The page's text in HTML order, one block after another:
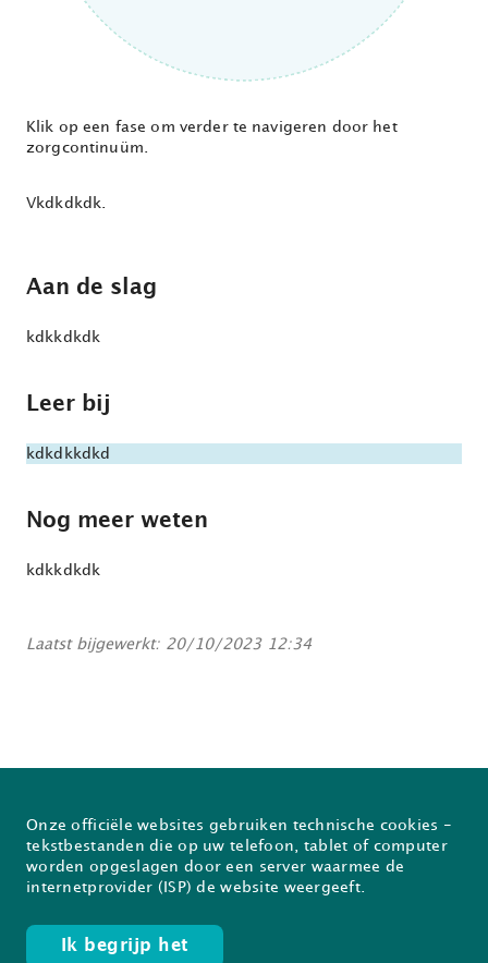
Klik op een fase om verder te navigeren door het
zorgcontinuüm.
Vkdkdkdk.
Aan de slag
kdkkdkdk
Leer bij
kdkdkkdkd
Nog meer weten
kdkkdkdk
Laatst bijgewerkt: 20/10/2023 12:34
Over Prodia
Nieuwsflash
FAQ
Inschrijven voor de Prodiabrief
Onze officiële websites gebruiken technische cookies -
tekstbestanden die op uw telefoon, tablet of computer
worden opgeslagen door een server waarmee de
internetprovider (ISP) de website weergeeft.
Ik begrijp het